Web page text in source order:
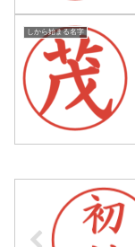
しから始まる名字